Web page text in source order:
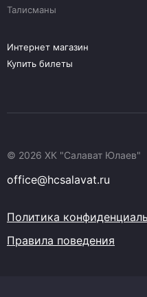
Талисманы
Интернет магазин
Купить билеты
© 2026 ХК "Салават Юлаев"
office@hcsalavat.ru
Политика
Правила поведения